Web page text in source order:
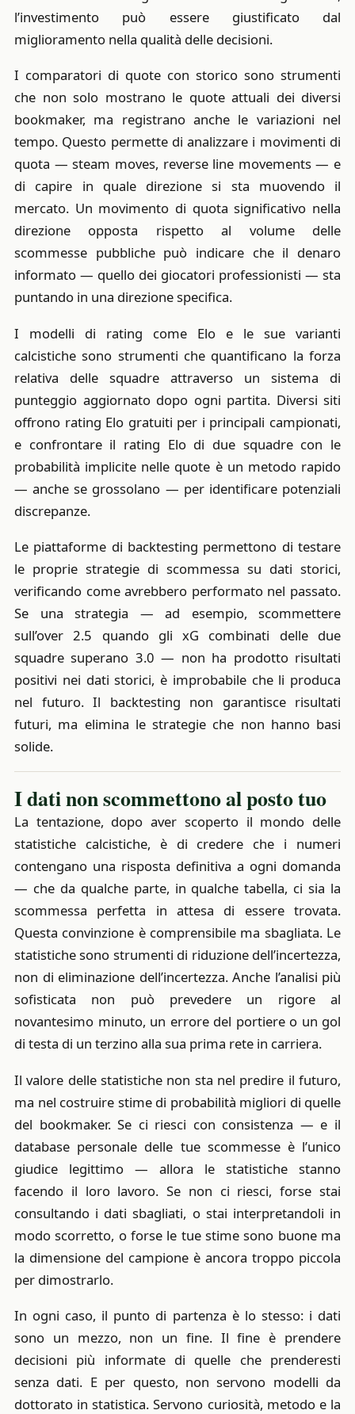
l’investimento può essere giustificato dal
miglioramento nella qualità delle decisioni.
I comparatori di quote con storico sono strumenti
che non solo mostrano le quote attuali dei diversi
bookmaker, ma registrano anche le variazioni nel
tempo. Questo permette di analizzare i movimenti di
quota — steam moves, reverse line movements — e
di capire in quale direzione si sta muovendo il
mercato. Un movimento di quota significativo nella
direzione opposta rispetto al volume delle
scommesse pubbliche può indicare che il denaro
informato — quello dei giocatori professionisti — sta
puntando in una direzione specifica.
I modelli di rating come Elo e le sue varianti
calcistiche sono strumenti che quantificano la forza
relativa delle squadre attraverso un sistema di
punteggio aggiornato dopo ogni partita. Diversi siti
offrono rating Elo gratuiti per i principali campionati,
e confrontare il rating Elo di due squadre con le
probabilità implicite nelle quote è un metodo rapido
— anche se grossolano — per identificare potenziali
discrepanze.
Le piattaforme di backtesting permettono di testare
le proprie strategie di scommessa su dati storici,
verificando come avrebbero performato nel passato.
Se una strategia — ad esempio, scommettere
sull’over 2.5 quando gli xG combinati delle due
squadre superano 3.0 — non ha prodotto risultati
positivi nei dati storici, è improbabile che li produca
nel futuro. Il backtesting non garantisce risultati
futuri, ma elimina le strategie che non hanno basi
solide.
I dati non scommettono al posto tuo
La tentazione, dopo aver scoperto il mondo delle
statistiche calcistiche, è di credere che i numeri
contengano una risposta definitiva a ogni domanda
— che da qualche parte, in qualche tabella, ci sia la
scommessa perfetta in attesa di essere trovata.
Questa convinzione è comprensibile ma sbagliata. Le
statistiche sono strumenti di riduzione dell’incertezza,
non di eliminazione dell’incertezza. Anche l’analisi più
sofisticata non può prevedere un rigore al
novantesimo minuto, un errore del portiere o un gol
di testa di un terzino alla sua prima rete in carriera.
Il valore delle statistiche non sta nel predire il futuro,
ma nel costruire stime di probabilità migliori di quelle
del bookmaker. Se ci riesci con consistenza — e il
database personale delle tue scommesse è l’unico
giudice legittimo — allora le statistiche stanno
facendo il loro lavoro. Se non ci riesci, forse stai
consultando i dati sbagliati, o stai interpretandoli in
modo scorretto, o forse le tue stime sono buone ma
la dimensione del campione è ancora troppo piccola
per dimostrarlo.
In ogni caso, il punto di partenza è lo stesso: i dati
sono un mezzo, non un fine. Il fine è prendere
decisioni più informate di quelle che prenderesti
senza dati. E per questo, non servono modelli da
dottorato in statistica. Servono curiosità, metodo e la